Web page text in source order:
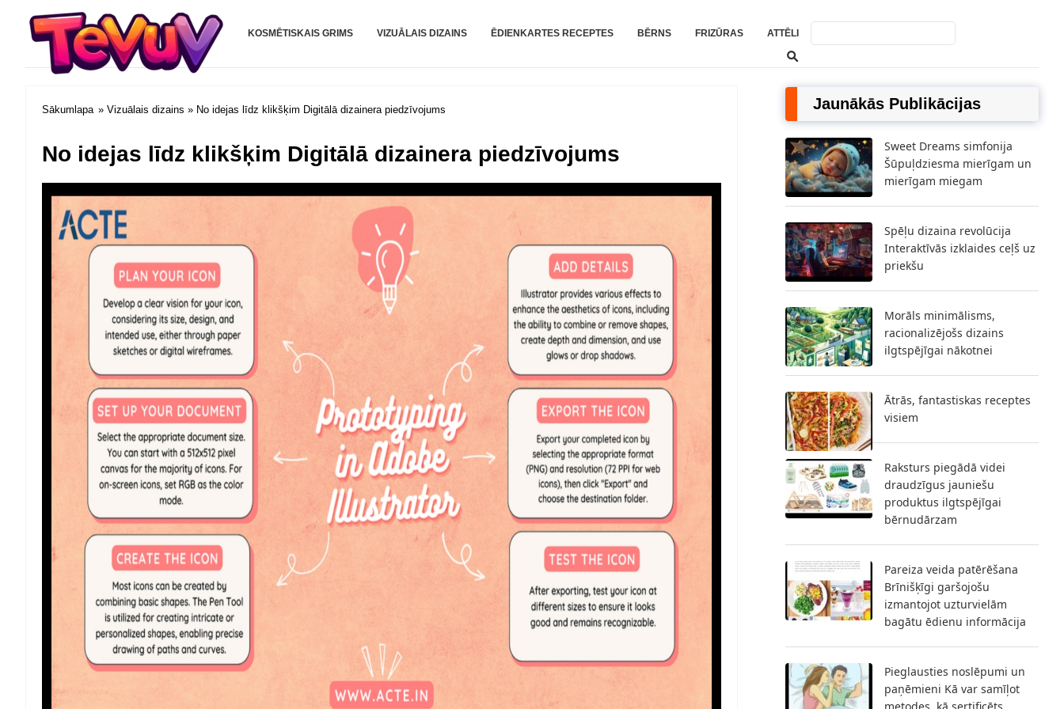
Tevuv.com
KOSMĒTISKAIS GRIMS VIZUĀLAIS DIZAINS ĒDIENKARTES RECEPTES BĒRNS FRIZŪRAS ATTĒLI
Sākumlapa » Vizuālais dizains » No idejas līdz klikšķim Digitālā dizainera piedzīvojums
No idejas līdz klikšķim Digitālā dizainera piedzīvojums
Jaunākās Publikācijas
Sweet Dreams simfonija
Šūpuļdziesma mierīgam un
mierīgam miegam
Spēļu dizaina revolūcija
Interaktīvās izklaides ceļš uz
priekšu
Morāls minimālisms,
racionalizējošs dizains
ilgtspējīgai nākotnei
Ātrās, fantastiskas receptes
visiem
Raksturs piegādā videi
draudzīgus jauniešu
produktus ilgtspējīgai
bērnudārzam
Pareiza veida patērēšana
Brīnišķīgi garšojošu
izmantojot uzturvielām
bagātu ēdienu informācija
Pieglausties noslēpumi un
paņēmieni Kā var samīļot